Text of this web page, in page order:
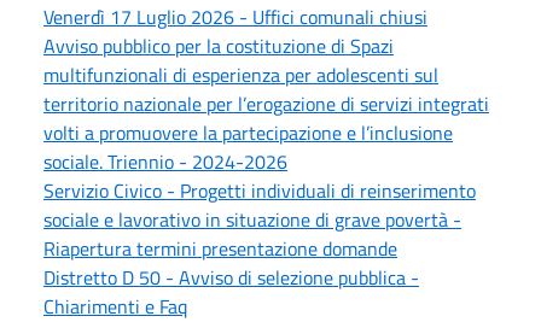
Venerdì 17 Luglio 2026 - Uffici comunali chiusi
Avviso pubblico per la costituzione di Spazi
multifunzionali di esperienza per adolescenti sul
territorio nazionale per l’erogazione di servizi integrati
volti a promuovere la partecipazione e l’inclusione
sociale. Triennio - 2024-2026
Servizio Civico - Progetti individuali di reinserimento
sociale e lavorativo in situazione di grave povertà -
Riapertura termini presentazione domande
Distretto D 50 - Avviso di selezione pubblica -
Chiarimenti e Faq